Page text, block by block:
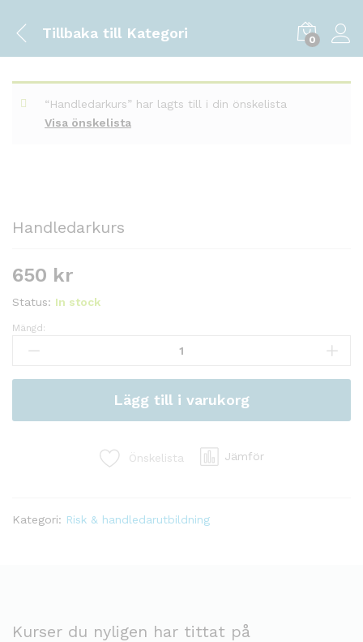
Tillbaka till Kategori 0
Visa önskelista
“Handledarkurs” har lagts till i din önskelista
Handledarkurs
650 kr
Status: In stock
Handledarkurs
kvantitet
Mängd:
Lägg till i varukorg
Önskelista Jämför
Kategori: Risk & handledarutbildning
Kurser du nyligen har tittat på